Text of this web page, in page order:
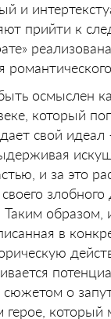
и
прийти к
реализована
осмыслен
который
свой
и за это
образом,
в
о
герое, который